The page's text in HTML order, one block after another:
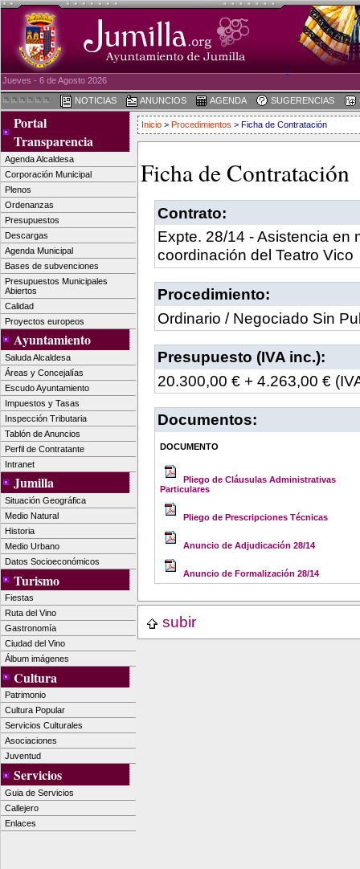
Jueves - 6 de Agosto 2026
NOTICIAS ANUNCIOS AGENDA SUGERENCIAS
Portal
Transparencia
Agenda Alcaldesa
Corporación Municipal
Plenos
Ordenanzas
Presupuestos
Descargas
Agenda Municipal
Bases de subvenciones
Presupuestos Municipales
Abiertos
Calidad
Proyectos europeos
Ayuntamiento
Saluda Alcaldesa
Áreas y Concejalías
Escudo Ayuntamiento
Impuestos y Tasas
Inspección Tributaria
Tablón de Anuncios
Perfil de Contratante
Intranet
Jumilla
Situación Geográfica
Medio Natural
Historia
Medio Urbano
Datos Socioeconómicos
Turismo
Fiestas
Ruta del Vino
Gastronomía
Ciudad del Vino
Álbum imágenes
Cultura
Patrimonio
Cultura Popular
Servicios Culturales
Asociaciones
Juventud
Servicios
Guia de Servicios
Callejero
Enlaces
Inicio > Procedimientos > Ficha de Contratación
Ficha de Contratación
Contrato:
Expte. 28/14 - Asistencia en
coordinación del Teatro Vico
Procedimiento:
Ordinario / Negociado Sin
Presupuesto (IVA inc.):
20.300,00 € + 4.263,00 €
Documentos:
DOCUMENTO
Pliego de Cláusulas Administrativas
Particulares
Pliego de Prescripciones Técnicas
Anuncio de Adjudicación 28/14
Anuncio de Formalización 28/14
subir